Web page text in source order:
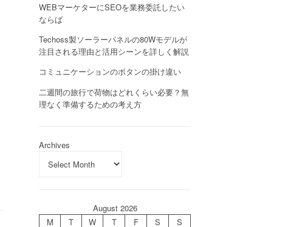
WEBマーケターにSEOを業務委託したい
ならば
Techoss製ソーラーパネルの80Wモデルが
注目される理由と活用シーンを詳しく解説
コミュニケーションのボタンの掛け違い
二週間の旅行で荷物はどれくらい必要？無
理なく準備するための考え方
Archives
August 2026
M
T W T F S S